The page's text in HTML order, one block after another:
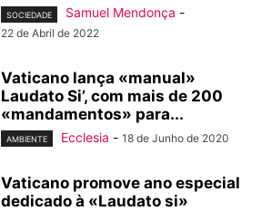
SOCIEDADE Samuel Mendonça -
22 de Abril de 2022
Vaticano lança «manual»
Laudato Si’, com mais de 200
«mandamentos» para...
AMBIENTE Ecclesia - 18 de Junho de 2020
Vaticano promove ano especial
dedicado à «Laudato si»